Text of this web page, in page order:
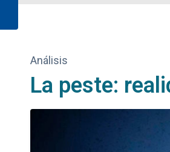
Análisis
La peste: